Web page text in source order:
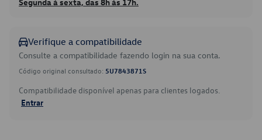
Verifique a compatibilidade
Consulte a compatibilidade fazendo login na sua conta.
Código original consultado: 5U7843871S
Compatibilidade disponível apenas para clientes logados.
Entrar